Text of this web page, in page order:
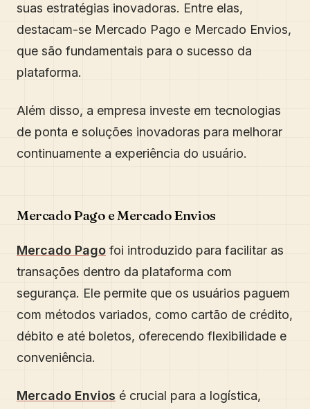
suas estratégias inovadoras. Entre elas,
destacam-se Mercado Pago e Mercado Envios,
que são fundamentais para o sucesso da
plataforma.
Além disso, a empresa investe em tecnologias
de ponta e soluções inovadoras para melhorar
continuamente a experiência do usuário.
Mercado Pago e Mercado Envios
Mercado Pago foi introduzido para facilitar as
transações dentro da plataforma com
segurança. Ele permite que os usuários paguem
com métodos variados, como cartão de crédito,
débito e até boletos, oferecendo flexibilidade e
conveniência.
Mercado Envios é crucial para a logística,